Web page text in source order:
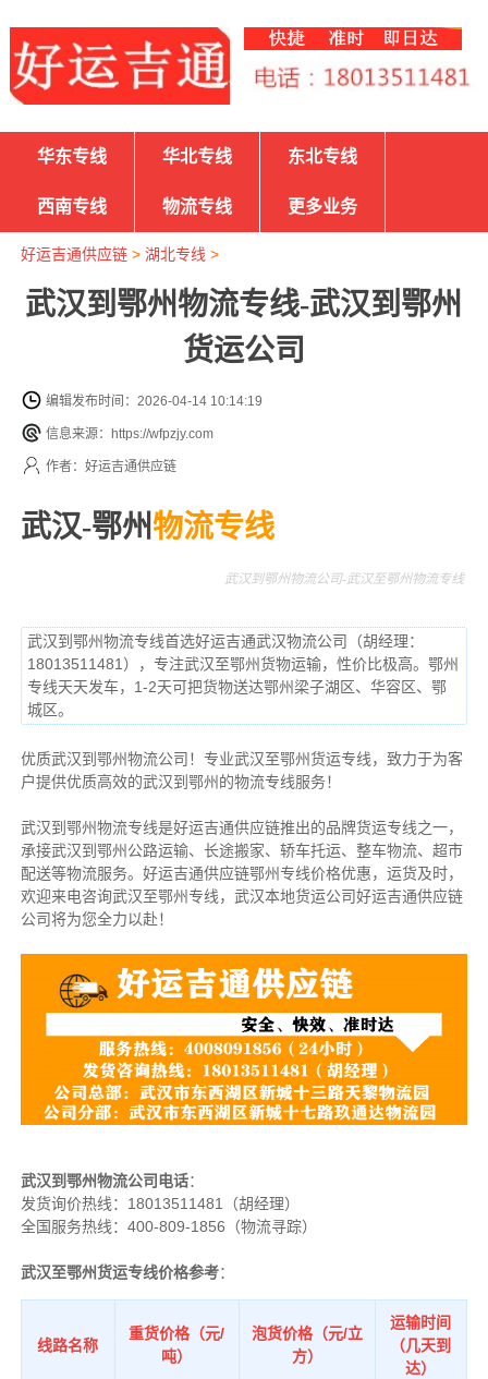
华东专线 华北专线 东北专线
西南专线 物流专线 更多业务
好运吉通供应链> 湖北专线 >
武汉到鄂州物流专线-武汉到鄂州
货运公司
编辑发布时间：2026-04-14 10:14:19
信息来源：https://wfpzjy.com
作者：好运吉通供应链
武汉-鄂州物流专线
武汉到鄂州物流公司-武汉至鄂州物流专线
武汉到鄂州物流专线首选好运吉通武汉物流公司（胡经理：
18013511481），专注武汉至鄂州货物运输，性价比极高。鄂州
专线天天发车，1-2天可把货物送达鄂州梁子湖区、华容区、鄂
城区。
优质武汉到鄂州物流公司！专业武汉至鄂州货运专线，致力于为客
户提供优质高效的武汉到鄂州的物流专线服务！
武汉到鄂州物流专线是好运吉通供应链推出的品牌货运专线之一，
承接武汉到鄂州公路运输、长途搬家、轿车托运、整车物流、超市
配送等物流服务。 好运吉通供应链鄂州专线价格优惠，运货及时，
欢迎来电咨询武汉至鄂州专线，武汉本地货运公司好运吉通供应链
公司将为您全力以赴！
武汉到鄂州物流公司电话：
发货询价热线： 18013511481（胡经理）
全国服务热线：400-809-1856（物流寻踪）
武汉至鄂州货运专线价格参考：
线路名称
重货价格（元/
吨）
泡货价格（元/立
方）
运输时间
（几天到
达）